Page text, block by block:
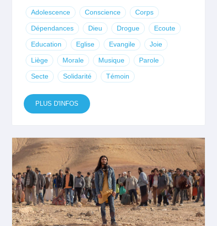
Adolescence Conscience Corps
Dépendances Dieu Drogue Ecoute
Education Eglise Evangile Joie
Liège Morale Musique Parole
Secte Solidarité Témoin
PLUS D'INFOS